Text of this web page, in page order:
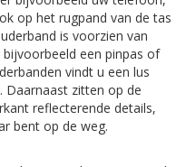
op het rugpand van de tas
is voorzien van
een pinpas of
vindt u een lus
Daarnaast zitten op de
reflecterende details,
bent op de weg.